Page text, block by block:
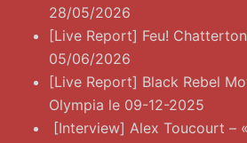
28/05/2026
[Live Report] Feu!
05/06/2026
[Live Report] Black Rebel
Olympia le 09-12-2025
[Interview] Alex Toucourt –